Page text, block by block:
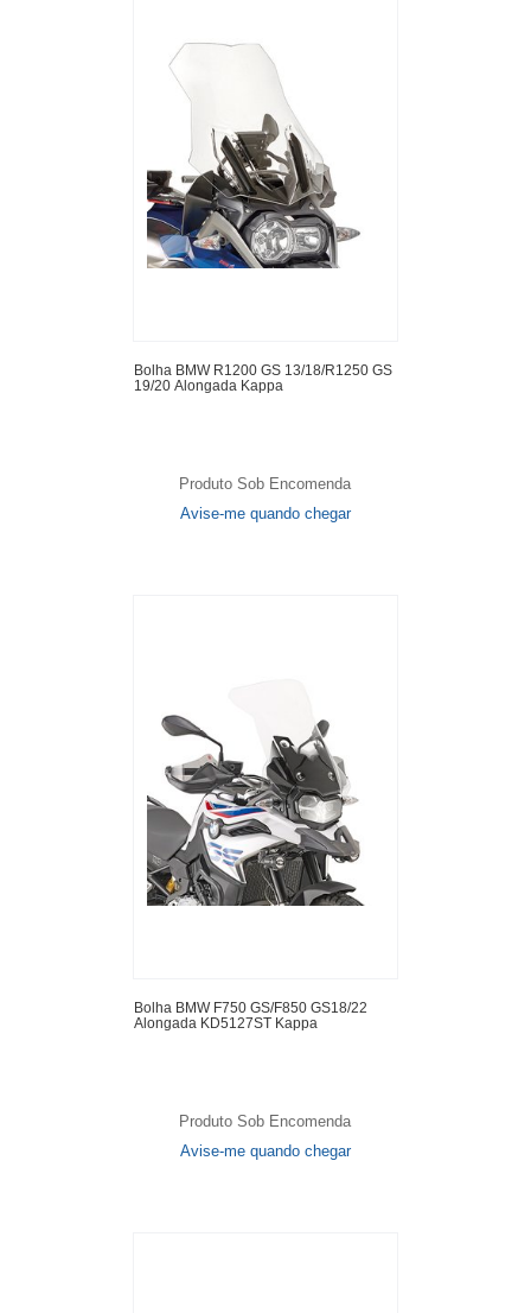
Bolha BMW R1200 GS 13/18/R1250 GS
19/20 Alongada Kappa
Produto Sob Encomenda
Avise-me quando chegar
Bolha BMW F750 GS/F850 GS18/22
Alongada KD5127ST Kappa
Produto Sob Encomenda
Avise-me quando chegar